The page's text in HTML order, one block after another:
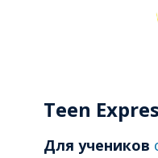
Teen
Для учеников